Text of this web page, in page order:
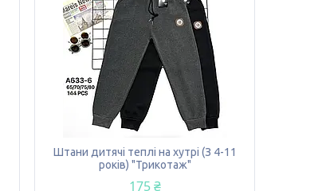
Штани дитячі теплі на хутрі (З 4-11
років) "Трикотаж"
175 ₴